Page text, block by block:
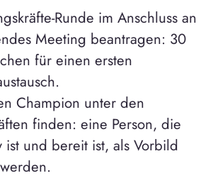
Runde im Anschluss an
Meeting beantragen: 30
für einen ersten
Champion unter den
finden: eine Person, die
ist und bereit ist, als Vorbild